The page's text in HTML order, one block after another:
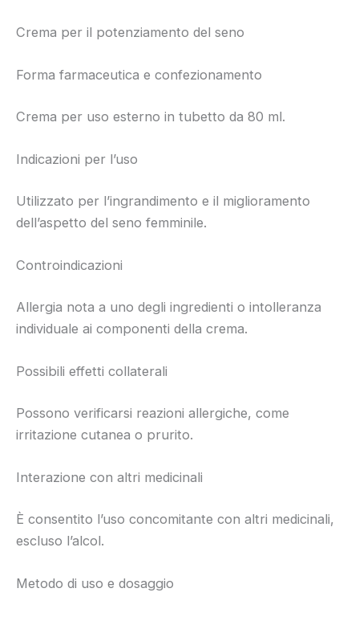
Crema per il potenziamento del seno
Forma farmaceutica e confezionamento
Crema per uso esterno in tubetto da 80 ml.
Indicazioni per l’uso
Utilizzato per l’ingrandimento e il miglioramento
dell’aspetto del seno femminile.
Controindicazioni
Allergia nota a uno degli ingredienti o intolleranza
individuale ai componenti della crema.
Possibili effetti collaterali
Possono verificarsi reazioni allergiche, come
irritazione cutanea o prurito.
Interazione con altri medicinali
È consentito l’uso concomitante con altri medicinali,
escluso l’alcol.
Metodo di uso e dosaggio